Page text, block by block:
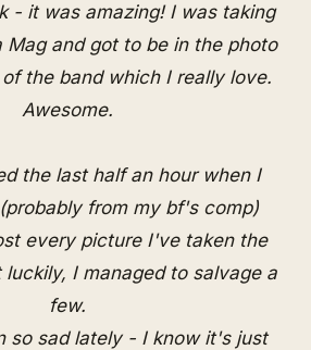
- it was amazing! I was taking
Mag and got to be in the photo
the band which I really love.
Awesome.
the last half an hour when I
from my bf's comp)
every picture I've taken the
luckily, I managed to salvage a
few.
so sad lately - I know it's just